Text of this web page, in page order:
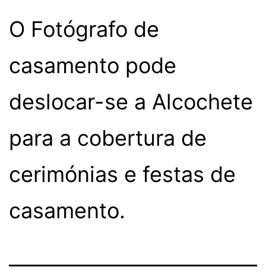
O Fotógrafo de
casamento pode
deslocar-se a Alcochete
para a cobertura de
cerimónias e festas de
casamento.